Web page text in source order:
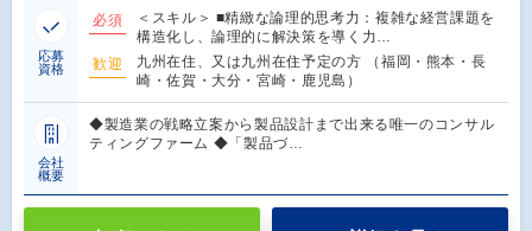
応募
資格
必須
＜スキル＞ ■精緻な論理的思考力：複雑な経営課題を
構造化し、論理的に解決策を導く力…
歓迎
九州在住、又は九州在住予定の方 （福岡・熊本・長
崎・佐賀・大分・宮崎・鹿児島）
会社
概要
◆製造業の戦略立案から製品設計まで出来る唯一のコンサル
ティングファーム ◆「製品づ…